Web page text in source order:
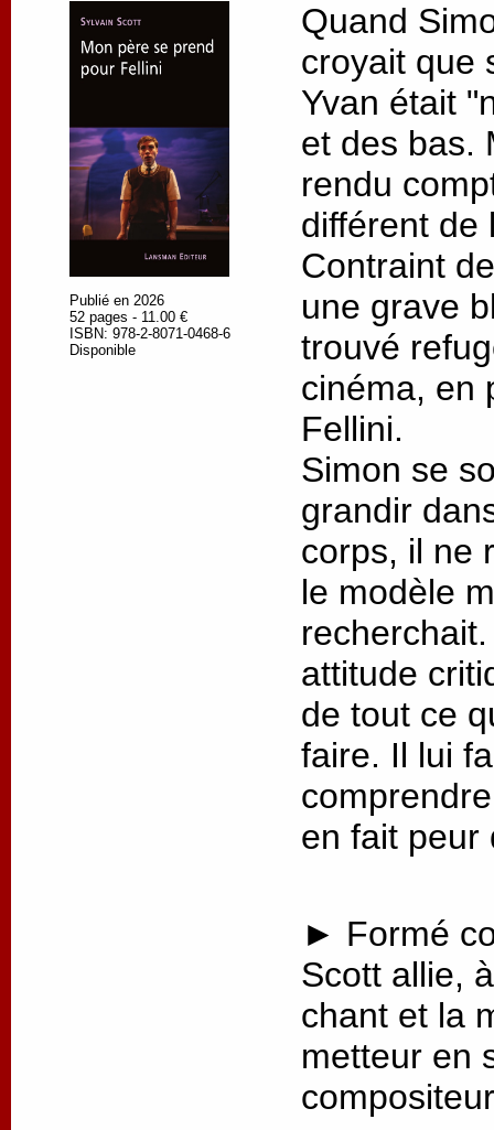
Publié en 2026
52 pages - 11.00 €
ISBN: 978-2-8071-0468-6
Disponible
Quand
croyait que
Yvan était
et des bas.
rendu
différent de
Contraint
une grave
trouvé
cinéma, en
Fellini.
Simon se
grandir
corps, il ne
le modèle
attitude
de tout ce
faire. Il lui
en fait peur
► Formé
Scott allie,
chant et la
metteur en